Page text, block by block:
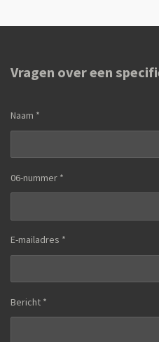
Vragen over een
Naam *
06-nummer *
E-mailadres *
Bericht *